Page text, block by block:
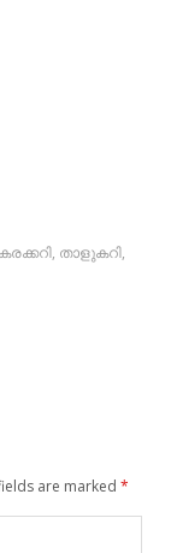
, താളുകറി,
are marked *